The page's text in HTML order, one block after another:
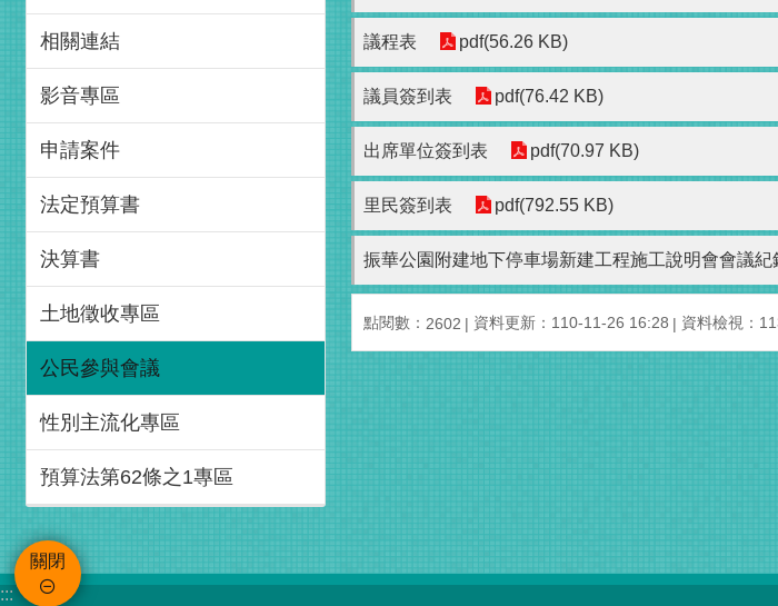
相關連結
影音專區
申請案件
法定預算書
決算書
土地徵收專區
公民參與會議
性別主流化專區
預算法第62條之1專區
議程表 pdf(56.26 KB)
議員簽到表 pdf(76.42 KB)
出席單位簽到表 pdf(70.97 KB)
里民簽到表 pdf(792.55 KB)
振華公園附建地下停車場新建工程施工說明會會議紀
點閱數： 2602 資料更新：110-11-26 16:28 資料檢視：
關閉
:::